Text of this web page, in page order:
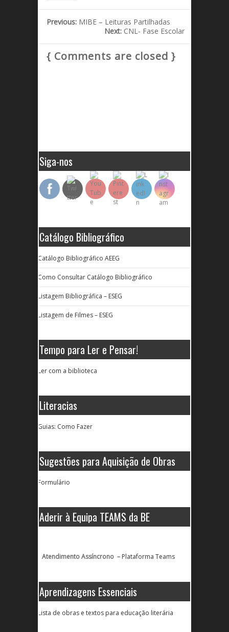
Previous: MIBE – Leituras Partilhadas
Next: CNL- Fase Escolar
{ Comments are closed }
Siga-nos
Catálogo Bibliográfico
Catálogo Bibliográfico AEEG
Como Consultar Catálogo Bibliográfico
Listagem Bibliográfica – ESEG
Listagem de Filmes – ESEG
Tempo para Ler e Pensar!
Ler com a biblioteca
Literacias
Guias: Como Fazer
Sugestões para Aquisição de Obras
Formulário
Aderir à Equipa TEAMS da BE
Atendimento Assíncrono – Plataforma Teams
Aprendizagens Essenciais
Lista de obras e textos para educação literária